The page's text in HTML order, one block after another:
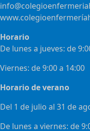
Horario
De lunes a jueves: de
Viernes: de 9:00 a 14:00
Horario de verano
Del 1 de julio al 31 de
De lunes a viernes: de